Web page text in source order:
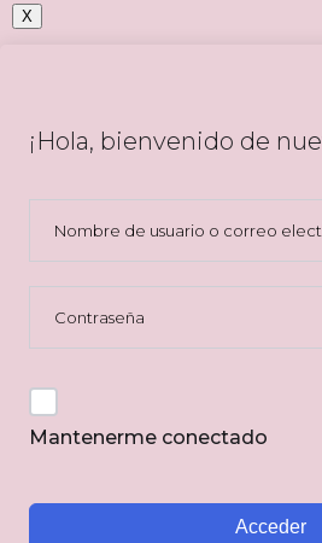
X
¡Hola, bienvenido de
Mantenerme conectado
Acceder